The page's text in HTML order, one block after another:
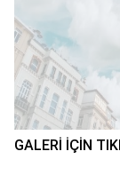
GALERI IÇIN